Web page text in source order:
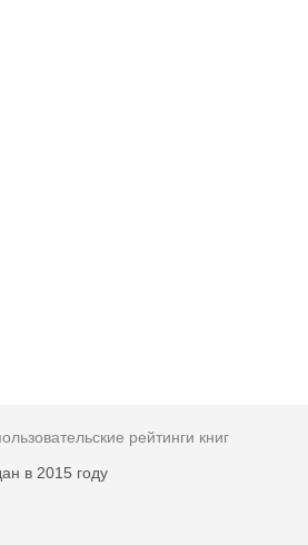
рейтинги книг
в 2015 году